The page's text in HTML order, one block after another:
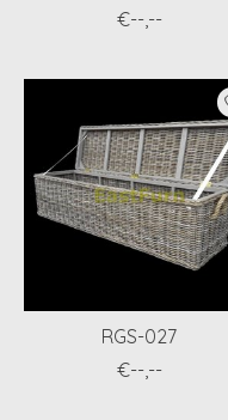
€--,--
RGS-027
€--,--